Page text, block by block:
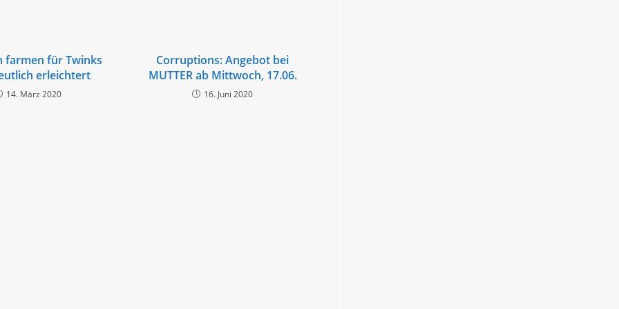
farmen für Twinks
erleichtert
14. März 2020
Corruptions: Angebot bei
MUTTER ab Mittwoch, 17.06.
16. Juni 2020